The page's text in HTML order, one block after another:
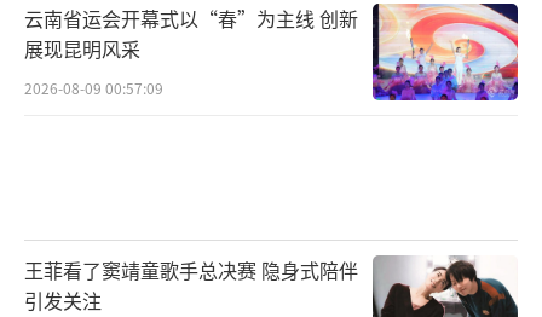
云南省运会开幕式以“春”为主线 创新
展现昆明风采
2026-08-09 00:57:09
王菲看了窦靖童歌手总决赛 隐身式陪伴
引发关注